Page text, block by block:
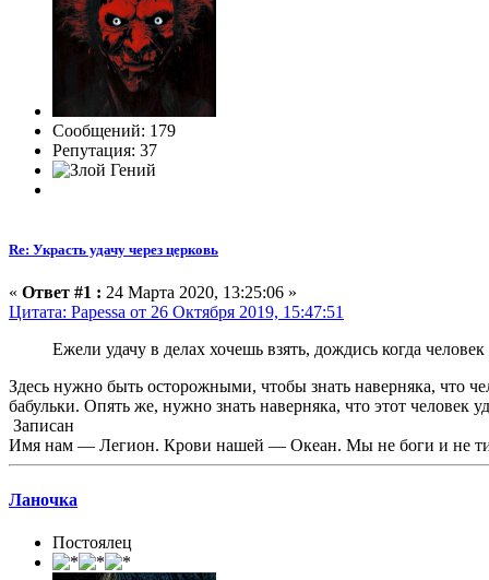
Сообщений: 179
Репутация: 37
Re: Украсть удачу через церковь
« Ответ #1 : 24 Марта 2020, 13:25:06 »
Цитата: Papessa от 26 Октября 2019, 15:47:51
Ежели удачу в делах хочешь взять, дождись когда
Здесь нужно быть осторожными, чтобы знать наверняка, что
бабульки. Опять же, нужно знать наверняка, что этот человек
Записан
Имя нам — Легион. Крови нашей — Океан. Мы не боги и не
Ланочка
Постоялец